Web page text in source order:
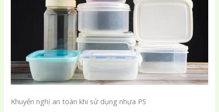
Khuyến nghị an toàn khi sử dụng nhựa PS